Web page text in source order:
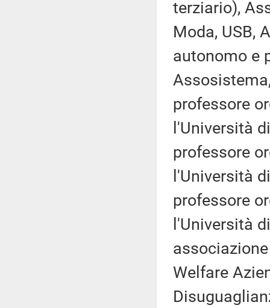
terziario),
Moda, USB,
autonomo e
professore
l'Università
professore
l'Università
professore
l'Università
Welfare